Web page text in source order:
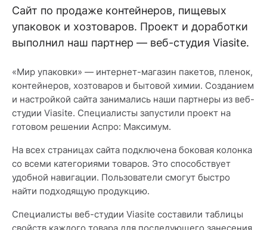
Сайт по продаже контейнеров, пищевых
упаковок и хозтоваров. Проект и доработки
выполнил наш партнер — веб-студия Viasite.
«Мир упаковки» — интернет-магазин пакетов, пленок,
контейнеров, хозтоваров и бытовой химии. Созданием
и настройкой сайта занимались наши партнеры из веб-
студии Viasite. Специалисты запустили проект на
готовом решении Аспро: Максимум.
На всех страницах сайта подключена боковая колонка
со всеми категориями товаров. Это способствует
удобной навигации. Пользователи смогут быстро
найти подходящую продукцию.
Специалисты веб-студии Viasite составили таблицы